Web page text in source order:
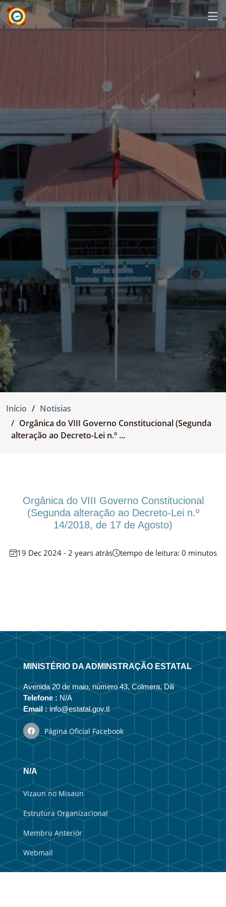
Início
Notisias
Orgânica do VIII Governo Constitucional (Segunda
alteração ao Decreto-Lei n.º ...
Orgânica do VIII Governo Constitucional
(Segunda alteração ao Decreto-Lei n.º
14/2018, de 17 de Agosto)
19 Dec 2024 - 2 years atrás tempo de leitura: 0 minutos
MINISTÉRIO DA ADMINSTRAÇÃO ESTATAL
Avenida 20 de maio, número 43, Colmera, Dili
Telefone : N/A
Email :info@estatal.gov.tl
Página Oficial Facebook
N/A
Vizaun no Misaun
Estrutura Organizacional
Membru Anteriór
Webmail